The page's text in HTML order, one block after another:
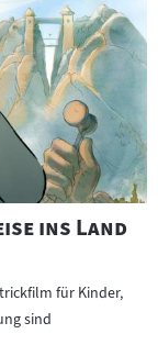
ins Land
für Kinder,
sind